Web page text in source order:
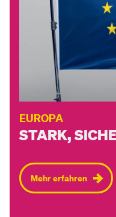
EUROPA
STARK,
Mehr erfahren